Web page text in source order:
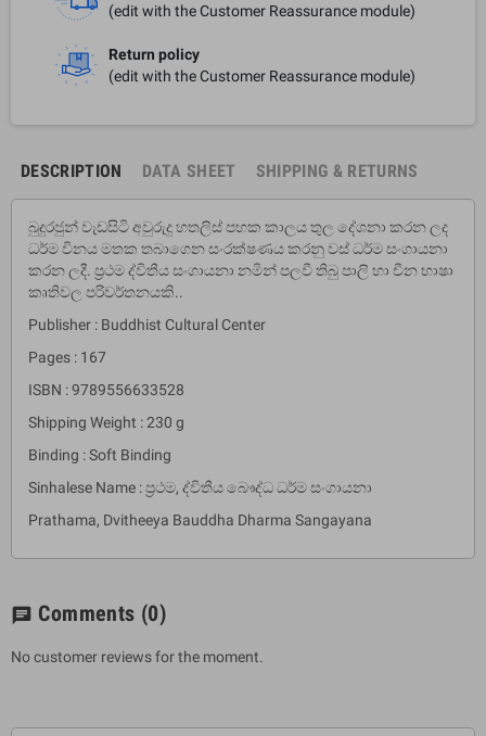
(edit with the Customer Reassurance module)
Return policy
(edit with the Customer Reassurance module)
DESCRIPTION DATA SHEET SHIPPING & RETURNS
බුදුරජුන් වැඩසිටි අවුරුදු හතලිස් පහක කාලය තුල දේශනා කරන ලද
ධර්ම විනය මතක තබාගෙන සංරක්ෂණය කරනු වස් ධර්ම සංගායනා
කරන ලදී. ප්‍රථම ද්විතීය සංගායනා නමින් පලවී තිබු පාලි හා චීන භාෂා
කෘතිවල පරිවර්තනයකි..
Publisher : Buddhist Cultural Center
Pages : 167
ISBN : 9789556633528
Shipping Weight : 230 g
Binding : Soft Binding
Sinhalese Name : ප්‍රථම, ද්විතීය බෞද්ධ ධර්ම සංගායනා
Prathama, Dvitheeya Bauddha Dharma Sangayana
chat Comments (0)
No customer reviews for the moment.